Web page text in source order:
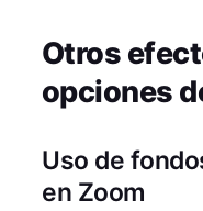
Otros
opciones
Uso de
en Zoom